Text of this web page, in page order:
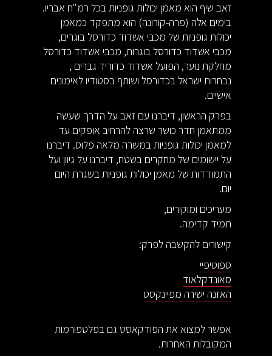
זאב שיף הוא מאמן יכולות גופניות בכל רמ"ח אבריו.
בימים אלה (פרה-קורונה) הוא מתפקד כמאמן
יכולות גופניות של מכבי אשדוד כדורסל בוגרים,
מכבי אשדוד כדורסל בוגרות, מכבי אשדוד כדורסל
מחלקת נוער, הפועל אשדוד כדוריד גברים ,
נבחרות ישראל בכדורסל ושותף בסטודיו לאימונים
אישיים.
בפרק הראשון, דיברנו עם זאב על הדרך שעשה
ממתאמן חדר כושר שרצה להרחיב אופקים עד
למאמן יכולות גופניות במשרה מלאה פלוס. דיברנו
על יישומים של מחקרים בשטח, דיברנו על גיוון ועל
התמודדות של מאמן יכולות גופניות בשגרת היום
יום.
מעריכים ומוקירים,
תמיד קדימה.
קישורים להקשבה לפרק:
ספוטיפיי
סאונדקלאוד
האזנה ישירה מפיינקסט
אפשר למצוא את הפודקאסט גם בפלטפורמות
המקובלות האחרות.